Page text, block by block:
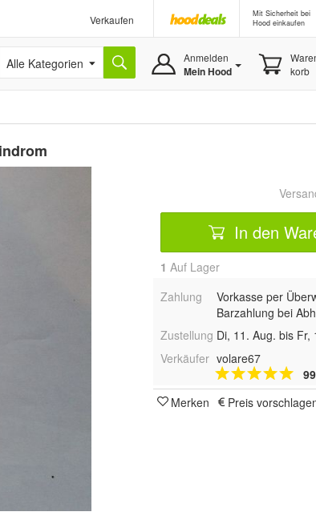
Verkaufen
Mit Sicherheit bei
Hood einkaufen
Alle Kategorien Anmelden
Mein Hood
korb
In den
1 Auf Lager
Zahlung
Vorkasse per
Barzahlung bei
Zustellung Di, 11. Aug. bis Fr,
Verkäufer volare67
Merken
Preis